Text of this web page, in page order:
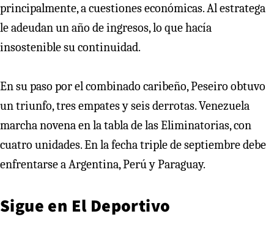
principalmente, a cuestiones económicas. Al estratega
le adeudan un año de ingresos, lo que hacía
insostenible su continuidad.
En su paso por el combinado caribeño, Peseiro obtuvo
un triunfo, tres empates y seis derrotas. Venezuela
marcha novena en la tabla de las Eliminatorias, con
cuatro unidades. En la fecha triple de septiembre debe
enfrentarse a Argentina, Perú y Paraguay.
Sigue en El Deportivo